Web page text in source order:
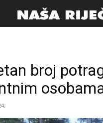
broj